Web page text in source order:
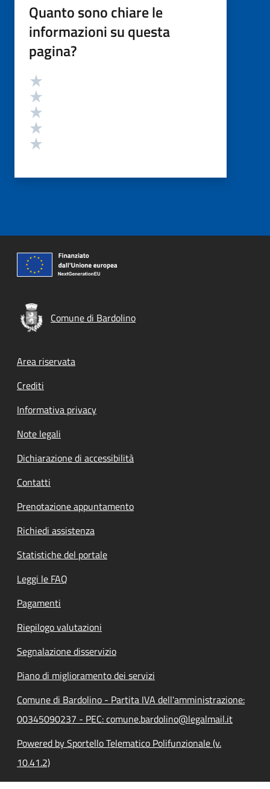
Quanto sono chiare le
informazioni su questa
pagina?
Valutazione
Comune di Bardolino
Footer menu
Area riservata
Crediti
Informativa privacy
Note legali
Dichiarazione di accessibilità
Contatti
Prenotazione appuntamento
Richiedi assistenza
Statistiche del portale
Leggi le FAQ
Pagamenti
Riepilogo valutazioni
Segnalazione disservizio
Piano di miglioramento dei servizi
Comune di Bardolino - Partita IVA dell'amministrazione:
00345090237 - PEC: comune.bardolino@legalmail.it
Powered by Sportello Telematico Polifunzionale (v.
10.41.2)